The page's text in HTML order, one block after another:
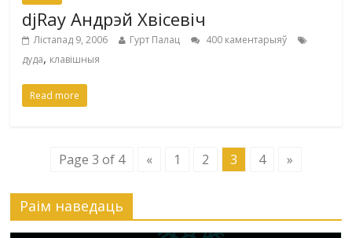
djRay Андрэй Хвісевіч
Лістапад 9, 2006 Гурт Палац
400 каментарыяў
дуда, клавішныя
Read more
Page 3 of 4 « 1 2 3 4 »
Раiм наведаць